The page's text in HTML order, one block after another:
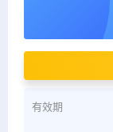
有效期